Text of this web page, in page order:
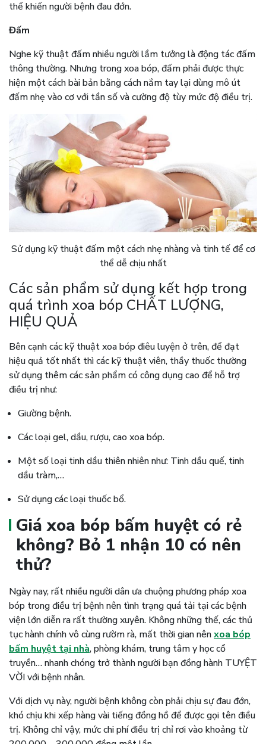
thể khiến người bệnh đau đớn.
Đấm
Nghe kỹ thuật đấm nhiều người lầm tưởng là động tác đấm
thông thường. Nhưng trong xoa bóp, đấm phải được thực
hiện một cách bài bản bằng cách nắm tay lại dùng mô út
đấm nhẹ vào cơ với tần số và cường độ tùy mức độ điều trị.
Sử dụng kỹ thuật đấm một cách nhẹ nhàng và tinh tế để cơ
thể dễ chịu nhất
Các sản phẩm sử dụng kết hợp trong
quá trình xoa bóp CHẤT LƯỢNG,
HIỆU QUẢ
Bên cạnh các kỹ thuật xoa bóp điêu luyện ở trên, để đạt
hiệu quả tốt nhất thì các kỹ thuật viên, thầy thuốc thường
sử dụng thêm các sản phẩm có công dụng cao để hỗ trợ
điều trị như:
Giường bệnh.
Các loại gel, dầu, rượu, cao xoa bóp.
Một số loại tinh dầu thiên nhiên như: Tinh dầu quế, tinh
dầu tràm,…
Sử dụng các loại thuốc bổ.
Giá xoa bóp bấm huyệt có rẻ
không? Bỏ 1 nhận 10 có nên
thử?
Ngày nay, rất nhiều người dân ưa chuộng phương pháp xoa
bóp trong điều trị bệnh nên tình trạng quá tải tại các bệnh
viện lớn diễn ra rất thường xuyên. Không những thế, các thủ
tục hành chính vô cùng rườm rà, mất thời gian nênxoa bóp
bấm huyệt tại nhà, phòng khám, trung tâm y học cổ
truyền… nhanh chóng trở thành người bạn đồng hành TUYỆT
VỜI với bệnh nhân.
Với dịch vụ này, người bệnh không còn phải chịu sự đau đớn,
khó chịu khi xếp hàng vài tiếng đồng hồ để được gọi tên điều
trị. Không chỉ vậy, mức chi phí điều trị chỉ rơi vào khoảng từ